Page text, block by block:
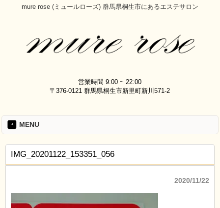
mure rose (ミュールローズ) 群馬県桐生市にあるエステサロン
営業時間 9:00 ~ 22:00
〒376-0121 群馬県桐生市新里町新川571-2
MENU
IMG_20201122_153351_056
2020/11/22